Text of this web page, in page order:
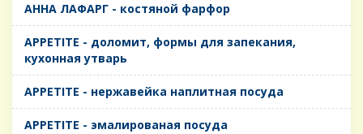
AHHA ЛАФАРГ - костяной фарфор
APPETITE - доломит, формы для запекания,
кухонная утварь
APPETITE - нержавейка наплитная посуда
APPETITE - эмалированая посуда